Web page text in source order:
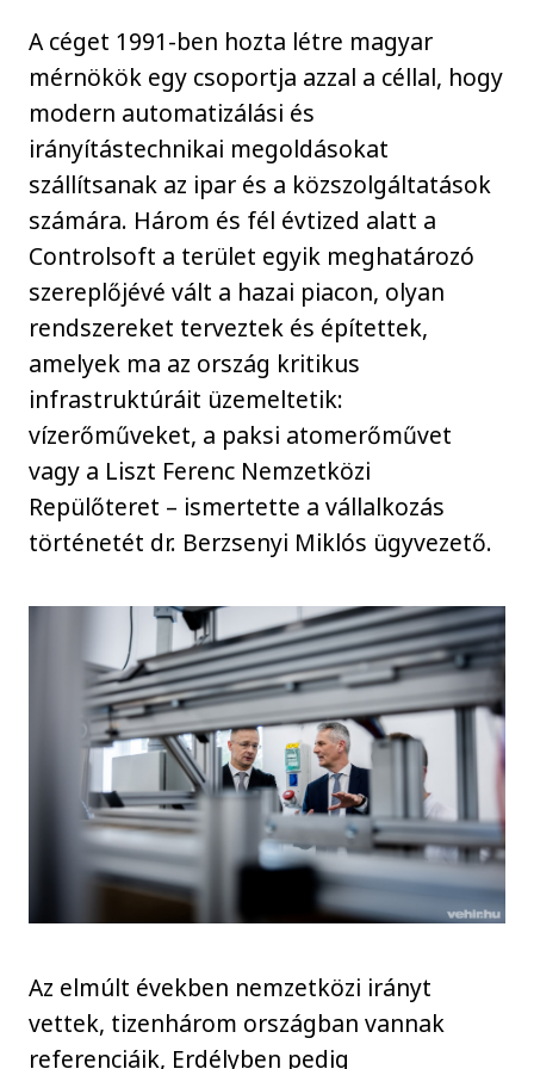
A céget 1991-ben hozta létre magyar
mérnökök egy csoportja azzal a céllal, hogy
modern automatizálási és
irányítástechnikai megoldásokat
szállítsanak az ipar és a közszolgáltatások
számára. Három és fél évtized alatt a
Controlsoft a terület egyik meghatározó
szereplőjévé vált a hazai piacon, olyan
rendszereket terveztek és építettek,
amelyek ma az ország kritikus
infrastruktúráit üzemeltetik:
vízerőműveket, a paksi atomerőművet
vagy a Liszt Ferenc Nemzetközi
Repülőteret – ismertette a vállalkozás
történetét dr. Berzsenyi Miklós ügyvezető.
Az elmúlt években nemzetközi irányt
vettek, tizenhárom országban vannak
referenciáik, Erdélyben pedig